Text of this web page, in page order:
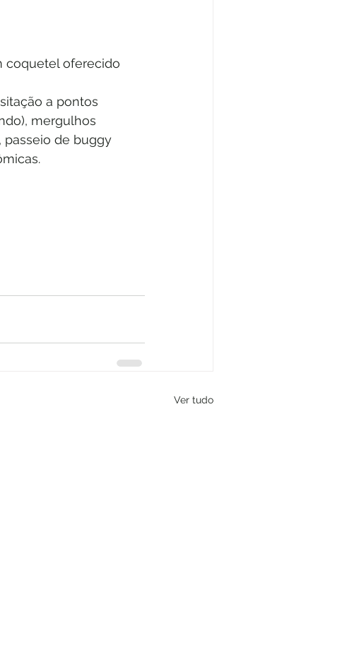
coquetel oferecido
a pontos
mergulhos
passeio de buggy
Ver tudo